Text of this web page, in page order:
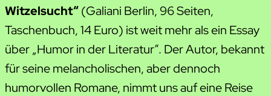
Witzelsucht“(Galiani Berlin, 96 Seiten,
Taschenbuch, 14 Euro) ist weit mehr als ein Essay
über „Humor in der Literatur“. Der Autor, bekannt
für seine melancholischen, aber dennoch
humorvollen Romane, nimmt uns auf eine Reise